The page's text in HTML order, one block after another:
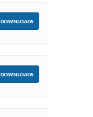
DOWNLOADS
DOWNLOADS